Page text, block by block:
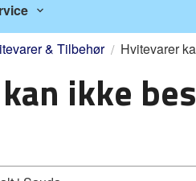
& Tilbehør Hvitevarer
ikke